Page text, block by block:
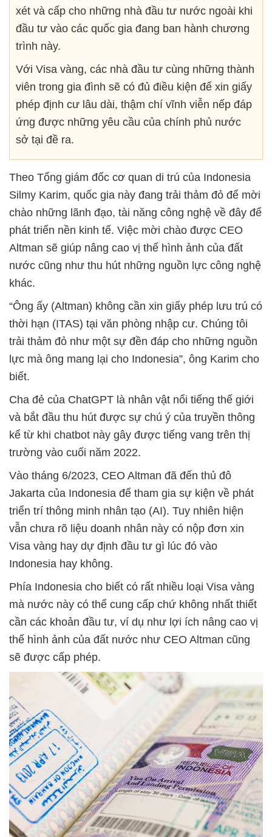
xét và cấp cho những nhà đầu tư nước ngoài khi
đầu tư vào các quốc gia đang ban hành chương
trình này.
Với Visa vàng, các nhà đầu tư cùng những thành
viên trong gia đình sẽ có đủ điều kiện để xin giấy
phép định cư lâu dài, thậm chí vĩnh viễn nếp đáp
ứng được những yêu cầu của chính phủ nước
sở tại đề ra.
Theo Tổng giám đốc cơ quan di trú của Indonesia
Silmy Karim, quốc gia này đang trải thảm đỏ để mời
chào những lãnh đạo, tài năng công nghệ về đây để
phát triển nền kinh tế. Việc mời chào được CEO
Altman sẽ giúp nâng cao vị thế hình ảnh của đất
nước cũng như thu hút những nguồn lực công nghệ
khác.
“Ông ấy (Altman) không cần xin giấy phép lưu trú có
thời hạn (ITAS) tại văn phòng nhập cư. Chúng tôi
trải thảm đỏ như một sự đền đáp cho những nguồn
lực mà ông mang lại cho Indonesia”, ông Karim cho
biết.
Cha đẻ của ChatGPT là nhân vật nổi tiếng thế giới
và bắt đầu thu hút được sự chú ý của truyền thông
kể từ khi chatbot này gây được tiếng vang trên thị
trường vào cuối năm 2022.
Vào tháng 6/2023, CEO Altman đã đến thủ đô
Jakarta của Indonesia để tham gia sự kiện về phát
triển trí thông minh nhân tạo (AI). Tuy nhiên hiện
vẫn chưa rõ liệu doanh nhân này có nộp đơn xin
Visa vàng hay dự định đầu tư gì lúc đó vào
Indonesia hay không.
Phía Indonesia cho biết có rất nhiều loại Visa vàng
mà nước này có thể cung cấp chứ không nhất thiết
cần các khoản đầu tư, ví dụ như lợi ích nâng cao vị
thế hình ảnh của đất nước như CEO Altman cũng
sẽ được cấp phép.